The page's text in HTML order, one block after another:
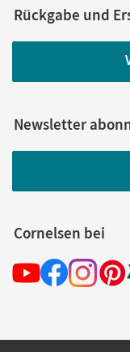
Rückgabe und
Newsletter
Cornelsen bei